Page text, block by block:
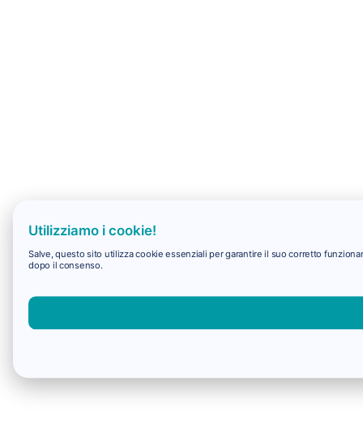
Utilizziamo i cookie!
Salve, questo sito utilizza cookie essenziali per garantire il suo corretto
dopo il consenso.